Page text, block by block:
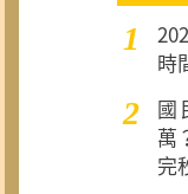
1
時
2
國
萬
完